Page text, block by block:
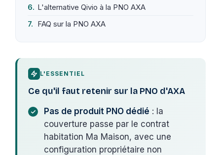
L'alternative Qivio à la PNO AXA
FAQ sur la PNO AXA
L'ESSENTIEL
Ce qu'il faut retenir sur la PNO d'AXA
Pas de produit PNO dédié : la
couverture passe par le contrat
habitation Ma Maison, avec une
configuration propriétaire non